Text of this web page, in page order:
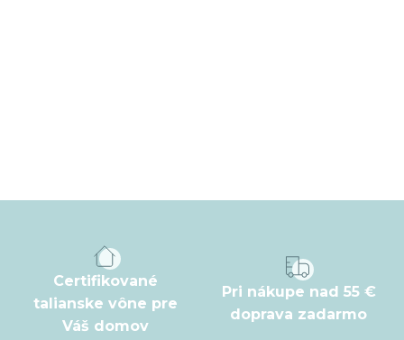
á
Certifikované
talianske vône pre
Váš domov
Pri nákupe nad 55 €
doprava zadarmo